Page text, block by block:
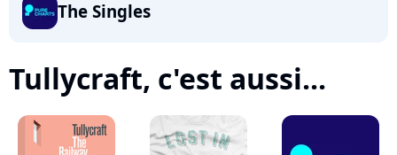
The Singles
Tullycraft, c'est aussi...